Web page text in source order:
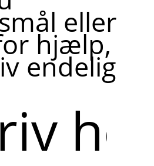
eller
hjælp,
endelig